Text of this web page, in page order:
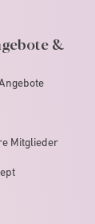
&
Mitglieder